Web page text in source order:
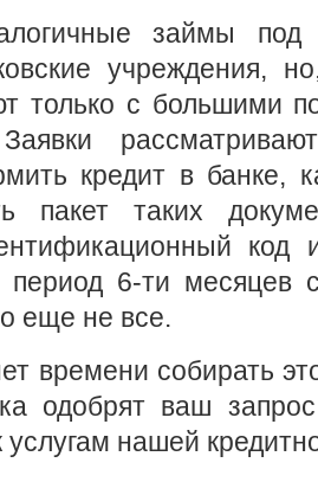
займы под
учреждения,
только с большими
кредит в банке,
пакет таких
период 6-ти месяцев
еще не все.
времени собирать
одобрят ваш
услугам нашей